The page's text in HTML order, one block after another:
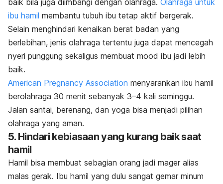
baik bila juga diimbangi dengan olahraga. Olahraga untuk
ibu hamil membantu tubuh ibu tetap aktif bergerak.
Selain menghindari kenaikan berat badan yang
berlebihan, jenis olahraga tertentu juga dapat mencegah
nyeri punggung sekaligus membuat mood ibu jadi lebih
baik.
American Pregnancy Association menyarankan ibu hamil
berolahraga 30 menit sebanyak 3–4 kali seminggu.
Jalan santai, berenang, dan yoga bisa menjadi pilihan
olahraga yang aman.
5. Hindari kebiasaan yang kurang baik saat
hamil
Hamil bisa membuat sebagian orang jadi mager alias
malas gerak. Ibu hamil yang dulu sangat gemar minum